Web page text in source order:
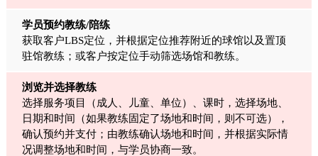
学员预约教练/陪练
获取客户LBS定位，并根据定位推荐附近的球馆以及置顶
驻馆教练；或客户按定位手动筛选场馆和教练。
浏览并选择教练
选择服务项目（成人、儿童、单位）、课时，选择场地、
日期和时间（如果教练固定了场地和时间，则不可选），
确认预约并支付；由教练确认场地和时间，并根据实际情
况调整场地和时间，与学员协商一致。